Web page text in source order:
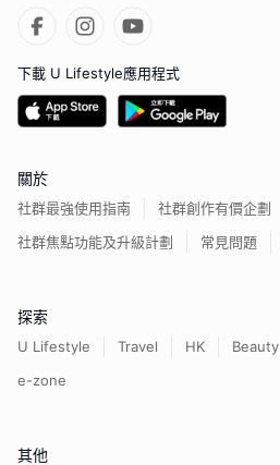
下載 U Lifestyle應用程式
關於
社群最強使用指南
社群創作有價企劃
社群焦點功能及升級計劃
常見問題
探索
U Lifestyle Travel HK Beauty
e-zone
其他